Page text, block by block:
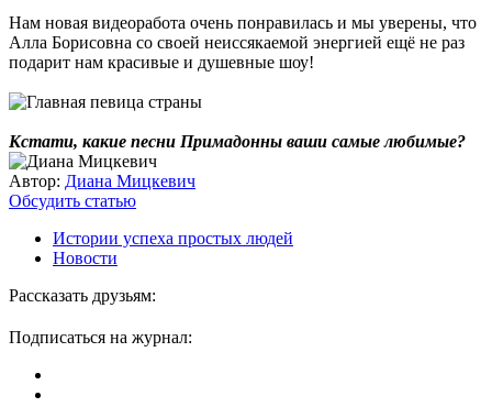
Нам новая видеоработа очень понравилась и мы уверены, что
Алла Борисовна со своей неиссякаемой энергией ещё не раз
подарит нам красивые и душевные шоу!
Кстати, какие песни Примадонны ваши самые любимые?
Автор: Диана Мицкевич
Обсудить статью
Истории успеха простых людей
Новости
Рассказать друзьям:
Подписаться на журнал: